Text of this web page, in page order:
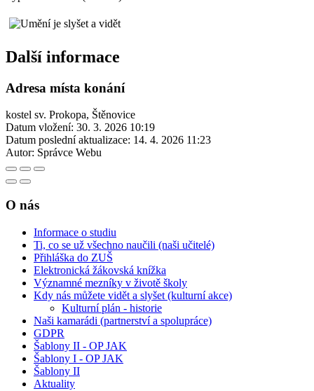
Další informace
Adresa místa konání
kostel sv. Prokopa, Štěnovice
Datum vložení: 30. 3. 2026 10:19
Datum poslední aktualizace: 14. 4. 2026 11:23
Autor: Správce Webu
O nás
Informace o studiu
Ti, co se už všechno naučili (naši učitelé)
Přihláška do ZUŠ
Elektronická žákovská knížka
Významné mezníky v životě školy
Kdy nás můžete vidět a slyšet (kulturní akce)
Kulturní plán - historie
Naši kamarádi (partnerství a spolupráce)
GDPR
Šablony II - OP JAK
Šablony I - OP JAK
Šablony II
Aktuality